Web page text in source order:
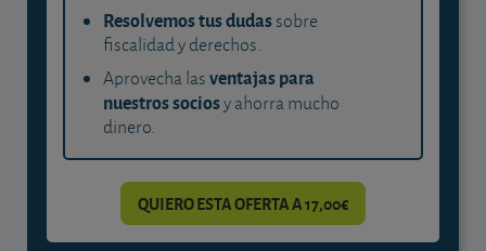
Resolvemos tus dudassobre
fiscalidad y derechos.
Aprovecha lasventajas para
nuestros sociosy ahorra mucho
dinero.
QUIERO ESTA OFERTA A 17,00€